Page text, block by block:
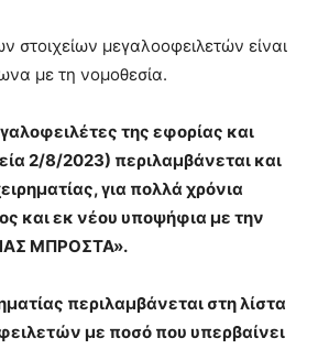
στοιχείων μεγαλοοφειλετών είναι
με τη νομοθεσία.
της εφορίας και
2/8/2023) περιλαμβάνεται και
για πολλά χρόνια
και εκ νέου υποψήφια με την
ΜΠΡΟΣΤΑ».
περιλαμβάνεται στη λίστα
με ποσό που υπερβαίνει